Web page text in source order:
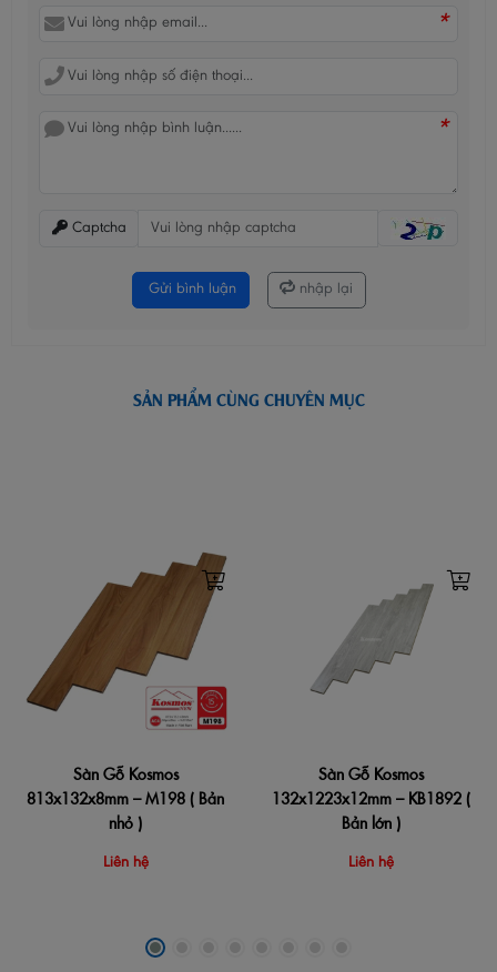
*
*
Captcha
Gửi bình luận nhập lại
SẢN PHẨM CÙNG CHUYÊN MỤC
Sàn Gỗ Kosmos
813x132x8mm – M198 ( Bản
nhỏ )
Liên hệ
Sàn Gỗ Kosmos
132x1223x12mm – KB1892 (
Bản lớn )
Liên hệ